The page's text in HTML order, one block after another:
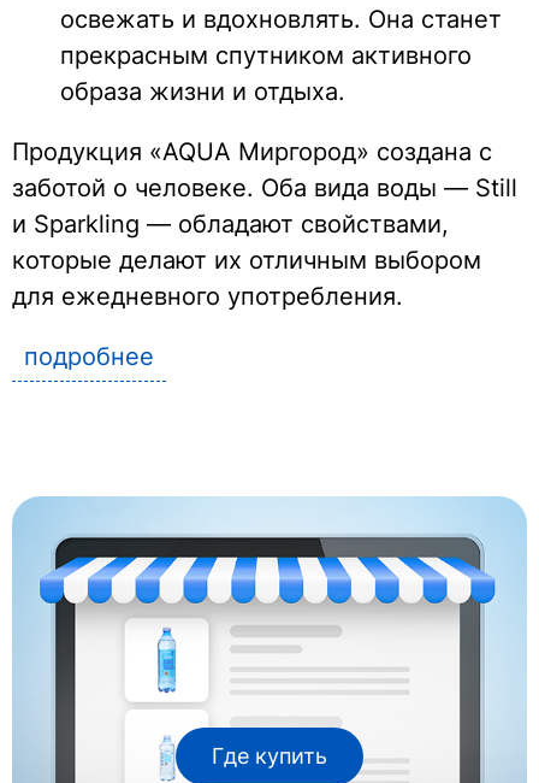
освежать и вдохновлять. Она станет
прекрасным спутником активного
образа жизни и отдыха.
Продукция «AQUA Миргород» создана с
заботой о человеке. Оба вида воды — Still
и Sparkling — обладают свойствами,
которые делают их отличным выбором
для ежедневного употребления.
подробнее
Где купить